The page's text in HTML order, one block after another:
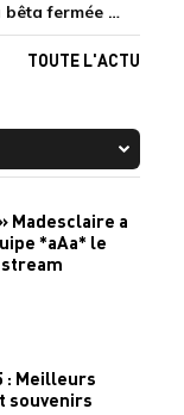
HoYoverse ouvre les inscriptions pour la bêta fermée de Honkai : Nexus Anima
TOUTE L'ACTU
Madesclaire a
*aAa* le
: Meilleurs
souvenirs